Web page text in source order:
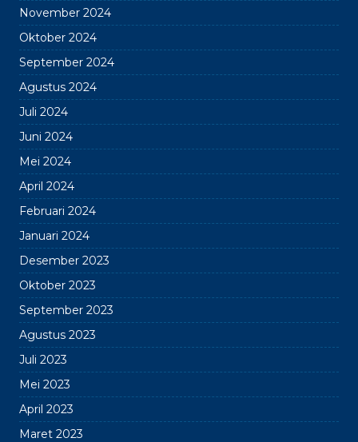
November 2024
Oktober 2024
September 2024
Agustus 2024
Juli 2024
Juni 2024
Mei 2024
April 2024
Februari 2024
Januari 2024
Desember 2023
Oktober 2023
September 2023
Agustus 2023
Juli 2023
Mei 2023
April 2023
Maret 2023